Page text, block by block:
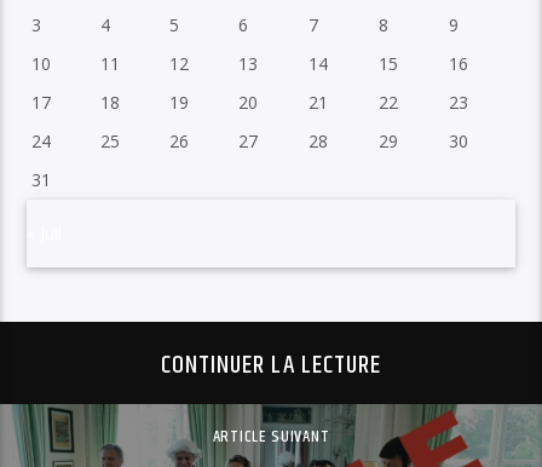
3
4 5 6 7 8
9
10
11 12 13 14 15
16
17
18 19 20 21 22
23
24
25 26 27 28 29
30
31
CONTINUER LA LECTURE
ARTICLE SUIVANT